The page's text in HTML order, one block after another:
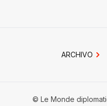
ARCHIVO
© Le Monde